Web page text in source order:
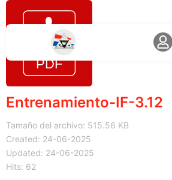
Entrenamiento-IF-3.12
Tamaño del archivo: 515.56 KB
Created: 24-06-2025
Updated: 24-06-2025
Hits: 62